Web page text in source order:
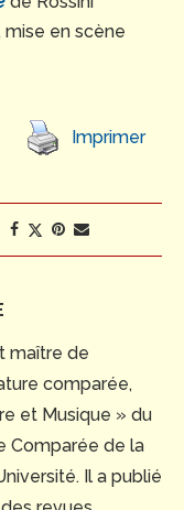
mise en scène
Imprimer
maître de
comparée,
et Musique » du
Comparée de la
Il a publié